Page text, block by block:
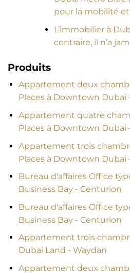
pour la mobilité
L’immobilier à
contraire, il n’a
Produits
Appartement deux
Places à Downtown Dubai
Appartement quatre
Places à Downtown Dubai
Appartement trois
Places à Downtown Dubai
Bureau d'affaires Office
Business Bay - Centurion
Bureau d'affaires Office
Business Bay - Centurion
Appartement trois
Dubai Land - Waydan
Appartement deux